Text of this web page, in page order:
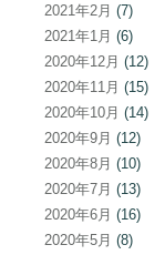
2021年2月 (7)
2021年1月 (6)
2020年12月 (12)
2020年11月 (15)
2020年10月 (14)
2020年9月 (12)
2020年8月 (10)
2020年7月 (13)
2020年6月 (16)
2020年5月 (8)